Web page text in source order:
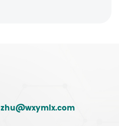
zhu@wxymlx.com